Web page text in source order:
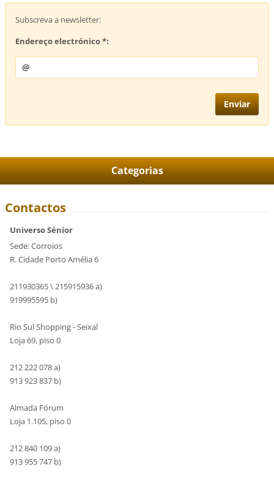
Subscreva a newsletter:
Endereço electrónico *:
Categorias
Contactos
Universo Sénior
Sede: Corroios
R. Cidade Porto Amélia 6
211930365 \ 215915936 a)
919995595 b)
Rio Sul Shopping - Seixal
Loja 69, piso 0
212 222 078 a)
913 923 837 b)
Almada Fórum
Loja 1.105, piso 0
212 840 109 a)
913 955 747 b)